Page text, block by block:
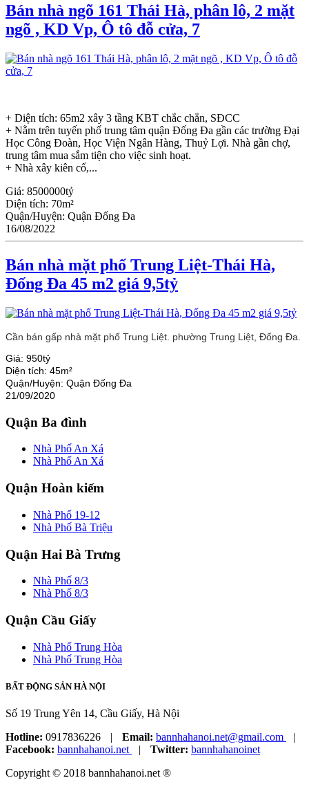
Bán nhà ngõ 161 Thái Hà, phân lô, 2 mặt
ngõ , KD Vp, Ô tô đỗ cửa, 7
+ Diện tích: 65m2 xây 3 tầng KBT chắc chắn, SĐCC
+ Nằm trên tuyến phố trung tâm quận Đống Đa gần các trường Đại
Học Công Đoàn, Học Viện Ngân Hàng, Thuỷ Lợi. Nhà gần chợ,
trung tâm mua sắm tiện cho việc sinh hoạt.
+ Nhà xây kiên cố,...
Giá: 8500000tỷ
Diện tích: 70m²
Quận/Huyện: Quận Đống Đa
16/08/2022
Bán nhà mặt phố Trung Liệt-Thái Hà,
Đống Đa 45 m2 giá 9,5tỷ
Cần bán gấp nhà mặt phố Trung Liệt. phường Trung Liệt, Đống Đa.
Giá: 950tỷ
Diện tích: 45m²
Quận/Huyện: Quận Đống Đa
21/09/2020
Quận Ba đình
Nhà Phố An Xá
Nhà Phố An Xá
Quận Hoàn kiếm
Nhà Phố 19-12
Nhà Phố Bà Triệu
Quận Hai Bà Trưng
Nhà Phố 8/3
Nhà Phố 8/3
Quận Cầu Giấy
Nhà Phố Trung Hòa
Nhà Phố Trung Hòa
BẤT ĐỘNG SẢN HÀ NỘI
Số 19 Trung Yên 14, Cầu Giấy, Hà Nội
Hotline: 0917836226 | Email: bannhahanoi.net@gmail.com
|
Facebook: bannhahanoi.net | Twitter: bannhahanoinet
Copyright © 2018 bannhahanoi.net ®